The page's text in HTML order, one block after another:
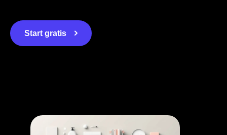
Start gratis